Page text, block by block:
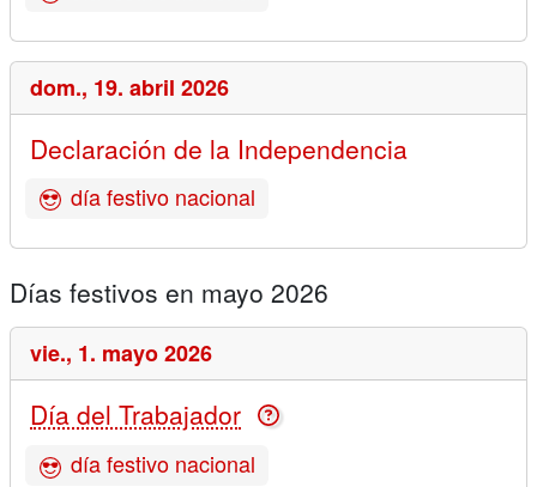
dom., 19. abril 2026
Declaración de la Independencia
día festivo nacional
Días festivos en mayo 2026
vie., 1. mayo 2026
Día del Trabajador
día festivo nacional